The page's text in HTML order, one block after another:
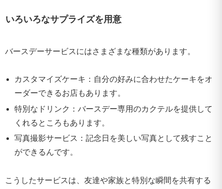
いろいろなサプライズを用意
バースデーサービスにはさまざまな種類があります。
カスタマイズケーキ：自分の好みに合わせたケーキをオ
ーダーできるお店もあります。
特別なドリンク：バースデー専用のカクテルを提供して
くれるところもあります。
写真撮影サービス：記念日を美しい写真として残すこと
ができるんです。
こうしたサービスは、友達や家族と特別な瞬間を共有する